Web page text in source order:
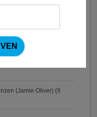
(12 votes)
(Jamie Oliver) (9